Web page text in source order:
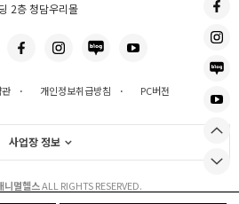
2층 청담우리몰
· 개인정보취급방침 · PC버전
사업장 정보
니멀헬스ALL RIGHTS RESERVED.